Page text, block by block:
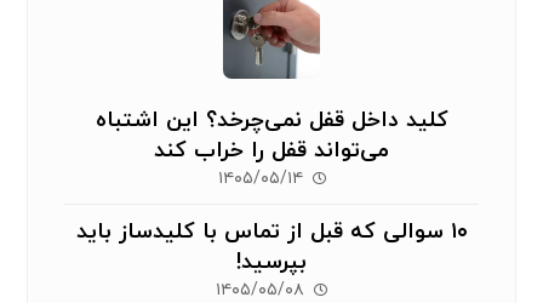
کلید داخل قفل نمی‌چرخد؟ این اشتباه
می‌تواند قفل را خراب کند
۱۴۰۵/۰۵/۱۴
۱۰ سوالی که قبل از تماس با کلیدساز باید
بپرسید!
۱۴۰۵/۰۵/۰۸